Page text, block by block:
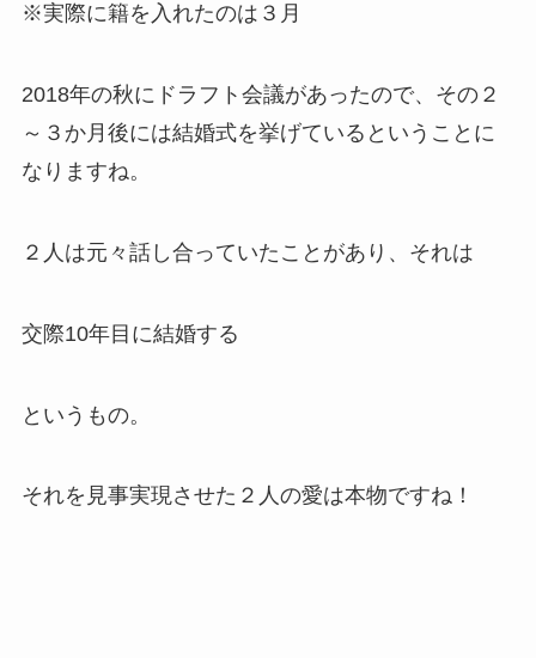
※実際に籍を入れたのは３月
2018年の秋にドラフト会議があったので、その２
～３か月後には結婚式を挙げているということに
なりますね。
２人は元々話し合っていたことがあり、それは
交際10年目に結婚する
というもの。
それを見事実現させた２人の愛は本物ですね！